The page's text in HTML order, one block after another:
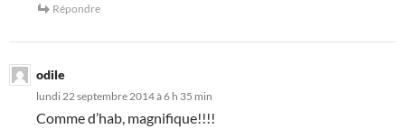
Répondre
odile
lundi 22 septembre 2014 à 6 h 35 min
Comme d’hab, magnifique!!!!